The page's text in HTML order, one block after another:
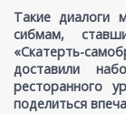
Такие диалоги
сибмам,
«Скатерть-
доставили
ресторанного
поделиться